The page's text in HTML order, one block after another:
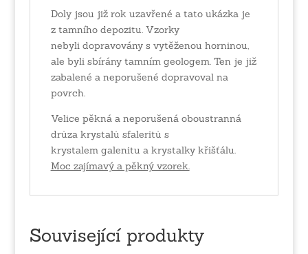
Doly jsou již rok uzavřené a tato ukázka je
z tamního depozitu. Vzorky
nebyli dopravovány s vytěženou horninou,
ale byli sbírány tamním geologem. Ten je již
zabalené a neporušené dopravoval na
povrch.
Velice pěkná a neporušená oboustranná
drůza krystalů sfaleritů s
krystalem galenitu a krystalky křišťálu.
Moc zajímavý a pěkný vzorek.
Související produkty